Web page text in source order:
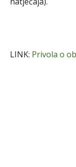
LINK: Privola o